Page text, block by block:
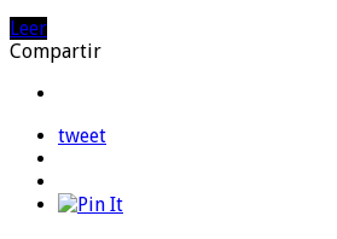
Leer
Compartir
tweet